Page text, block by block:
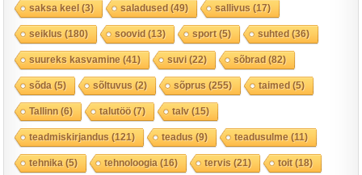
saksa keel(3) saladused(49) sallivus (17)
seiklus (180) soovid(13) sport(5) suhted(36)
suureks kasvamine (41) suvi(22) sõbrad(82)
sõda (5) sõltuvus (2) sõprus (255) taimed(5)
Tallinn(6) talutöö(7) talv(15)
teadmiskirjandus (121) teadus (9) teadusulme (11)
tehnika (5) tehnoloogia (16) tervis (21) toit(18)